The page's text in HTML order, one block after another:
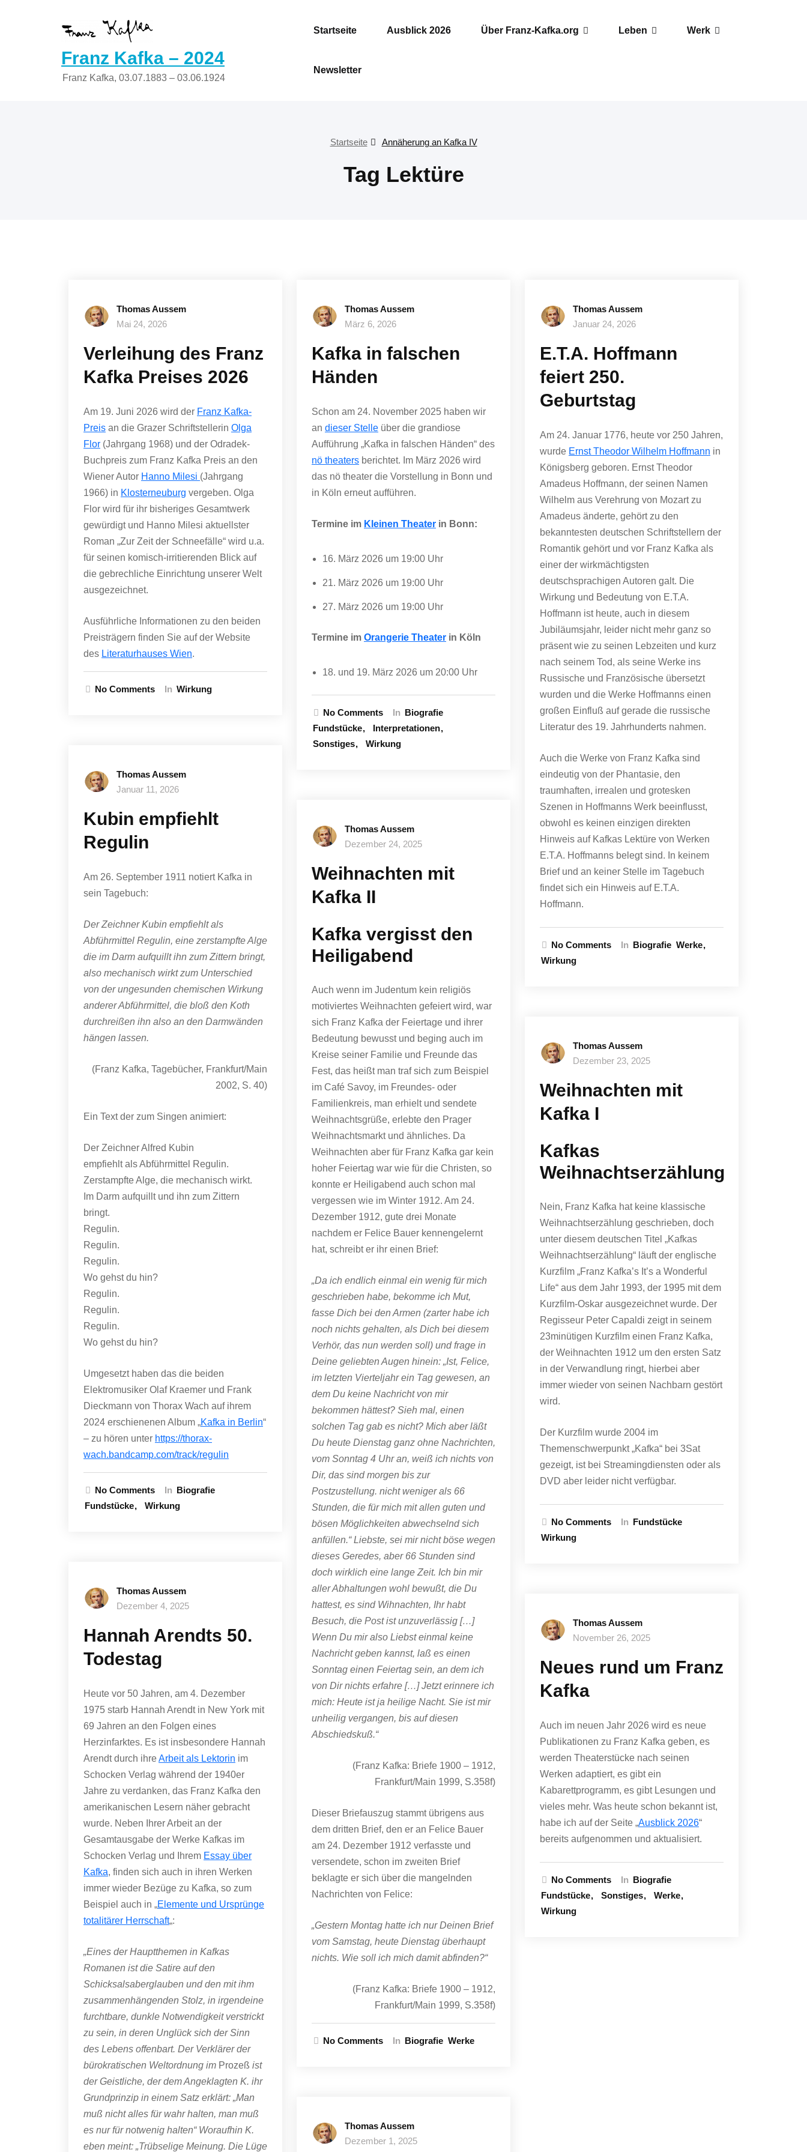
Franz Kafka – 2024
Franz Kafka, 03.07.1883 – 03.06.1924
Startseite Ausblick 2026 Über Franz-Kafka.org Leben Werk
Newsletter
Startseite Annäherung an Kafka IV
Tag Lektüre
Thomas Aussem
Mai 24, 2026
Verleihung des Franz
Kafka Preises 2026
Am 19. Juni 2026 wird der Franz Kafka-
Preis an die Grazer Schriftstellerin Olga
Flor (Jahrgang 1968) und der Odradek-
Buchpreis zum Franz Kafka Preis an den
Wiener Autor Hanno Milesi (Jahrgang
1966) in Klosterneuburg vergeben. Olga
Flor wird für ihr bisheriges Gesamtwerk
gewürdigt und Hanno Milesi aktuellster
Roman „Zur Zeit der Schneefälle“ wird u.a.
für seinen komisch-irritierenden Blick auf
die gebrechliche Einrichtung unserer Welt
ausgezeichnet.
Ausführliche Informationen zu den beiden
Preisträgern finden Sie auf der Website
des Literaturhauses Wien.
No Comments In Wirkung
Thomas Aussem
Januar 11, 2026
Kubin empfiehlt
Regulin
Am 26. September 1911 notiert Kafka in
sein Tagebuch:
Der Zeichner Kubin empfiehlt als
Abführmittel Regulin, eine zerstampfte Alge
die im Darm aufquillt ihn zum Zittern bringt,
also mechanisch wirkt zum Unterschied
von der ungesunden chemischen Wirkung
anderer Abführmittel, die bloß den Koth
durchreißen ihn also an den Darmwänden
hängen lassen.
(Franz Kafka, Tagebücher, Frankfurt/Main
2002, S. 40)
Ein Text der zum Singen animiert:
Der Zeichner Alfred Kubin
empfiehlt als Abführmittel Regulin.
Zerstampfte Alge, die mechanisch wirkt.
Im Darm aufquillt und ihn zum Zittern
bringt.
Regulin.
Regulin.
Regulin.
Wo gehst du hin?
Regulin.
Regulin.
Regulin.
Wo gehst du hin?
Umgesetzt haben das die beiden
Elektromusiker Olaf Kraemer und Frank
Dieckmann von Thorax Wach auf ihrem
2024 erschienenen Album „Kafka in Berlin“
– zu hören unter https://thorax-
wach.bandcamp.com/track/regulin
No Comments In Biografie
Fundstücke
Wirkung
Thomas Aussem
Dezember 4, 2025
Hannah Arendts 50.
Todestag
Heute vor 50 Jahren, am 4. Dezember
1975 starb Hannah Arendt in New York mit
69 Jahren an den Folgen eines
Herzinfarktes. Es ist insbesondere Hannah
Arendt durch ihreArbeit als Lektorin im
Schocken Verlag während der 1940er
Jahre zu verdanken, das Franz Kafka den
amerikanischen Lesern näher gebracht
wurde. Neben Ihrer Arbeit an der
Gesamtausgabe der Werke Kafkas im
Schocken Verlag und Ihrem Essay über
Kafka, finden sich auch in ihren Werken
immer wieder Bezüge zu Kafka, so zum
Beispiel auch in „Elemente und Ursprünge
totalitärer Herrschaft„:
„Eines der Hauptthemen in Kafkas
Romanen ist die Satire auf den
Schicksalsaberglauben und den mit ihm
zusammenhängenden Stolz, in irgendeine
furchtbare, dunkle Notwendigkeit verstrickt
zu sein, in deren Unglück sich der Sinn
des Lebens offenbart. Der Verklärer der
bürokratischen Weltordnung im Prozeß ist
der Geistliche, der dem Angeklagten K. ihr
Grundprinzip in einem Satz erklärt: „Man
muß nicht alles für wahr halten, man muß
es nur für notwenig halten“ Woraufhin K.
eben meint: „Trübselige Meinung. Die Lüge
Thomas Aussem
März 6, 2026
Kafka in falschen
Händen
Schon am 24. November 2025 haben wir
an dieser Stelle über die grandiose
Aufführung „Kafka in falschen Händen“ des
nö theaters berichtet. Im März 2026 wird
das nö theater die Vorstellung in Bonn und
in Köln erneut aufführen.
Termine im Kleinen Theater in Bonn:
16. März 2026 um 19:00 Uhr
21. März 2026 um 19:00 Uhr
27. März 2026 um 19:00 Uhr
Termine im Orangerie Theater in Köln
18. und 19. März 2026 um 20:00 Uhr
No Comments In Biografie
Fundstücke
Interpretationen
Sonstiges
Wirkung
Thomas Aussem
Dezember 24, 2025
Weihnachten mit
Kafka II
Kafka vergisst den
Heiligabend
Auch wenn im Judentum kein religiös
motiviertes Weihnachten gefeiert wird, war
sich Franz Kafka der Feiertage und ihrer
Bedeutung bewusst und beging auch im
Kreise seiner Familie und Freunde das
Fest, das heißt man traf sich zum Beispiel
im Café Savoy, im Freundes- oder
Familienkreis, man erhielt und sendete
Weihnachtsgrüße, erlebte den Prager
Weihnachtsmarkt und ähnliches. Da
Weihnachten aber für Franz Kafka gar kein
hoher Feiertag war wie für die Christen, so
konnte er Heiligabend auch schon mal
vergessen wie im Winter 1912. Am 24.
Dezember 1912, gute drei Monate
nachdem er Felice Bauer kennengelernt
hat, schreibt er ihr einen Brief:
„Da ich endlich einmal ein wenig für mich
geschrieben habe, bekomme ich Mut,
fasse Dich bei den Armen (zarter habe ich
noch nichts gehalten, als Dich bei diesem
Verhör, das nun werden soll) und frage in
Deine geliebten Augen hinein: „Ist, Felice,
im letzten Vierteljahr ein Tag gewesen, an
dem Du keine Nachricht von mir
bekommen hättest? Sieh mal, einen
solchen Tag gab es nicht? Mich aber läßt
Du heute Dienstag ganz ohne Nachrichten,
vom Sonntag 4 Uhr an, weiß ich nichts von
Dir, das sind morgen bis zur
Postzustellung. nicht weniger als 66
Stunden, die für mich mit allen guten und
bösen Möglichkeiten abwechselnd sich
anfüllen.“ Liebste, sei mir nicht böse wegen
dieses Geredes, aber 66 Stunden sind
doch wirklich eine lange Zeit. Ich bin mir
aller Abhaltungen wohl bewußt, die Du
hattest, es sind Wihnachten, Ihr habt
Besuch, die Post ist unzuverlässig […]
Wenn Du mir also Liebst einmal keine
Nachricht geben kannst, laß es einen
Sonntag einen Feiertag sein, an dem ich
von Dir nichts erfahre […] Jetzt erinnere ich
mich: Heute ist ja heilige Nacht. Sie ist mir
unheilig vergangen, bis auf diesen
Abschiedskuß.“
(Franz Kafka: Briefe 1900 – 1912,
Frankfurt/Main 1999, S.358f)
Dieser Briefauszug stammt übrigens aus
dem dritten Brief, den er an Felice Bauer
am 24. Dezember 1912 verfasste und
versendete, schon im zweiten Brief
beklagte er sich über die mangelnden
Nachrichten von Felice:
„Gestern Montag hatte ich nur Deinen Brief
vom Samstag, heute Dienstag überhaupt
nichts. Wie soll ich mich damit abfinden?“
(Franz Kafka: Briefe 1900 – 1912,
Frankfurt/Main 1999, S.358f)
No Comments In Biografie Werke
Thomas Aussem
Dezember 1, 2025
Thomas Aussem
Januar 24, 2026
E.T.A. Hoffmann
feiert 250.
Geburtstag
Am 24. Januar 1776, heute vor 250 Jahren,
wurde Ernst Theodor Wilhelm Hoffmann in
Königsberg geboren. Ernst Theodor
Amadeus Hoffmann, der seinen Namen
Wilhelm aus Verehrung von Mozart zu
Amadeus änderte, gehört zu den
bekanntesten deutschen Schriftstellern der
Romantik gehört und vor Franz Kafka als
einer der wirkmächtigsten
deutschsprachigen Autoren galt. Die
Wirkung und Bedeutung von E.T.A.
Hoffmann ist heute, auch in diesem
Jubiläumsjahr, leider nicht mehr ganz so
präsent wie zu seinen Lebzeiten und kurz
nach seinem Tod, als seine Werke ins
Russische und Französische übersetzt
wurden und die Werke Hoffmanns einen
großen Einfluß auf gerade die russische
Literatur des 19. Jahrhunderts nahmen.
Auch die Werke von Franz Kafka sind
eindeutig von der Phantasie, den
traumhaften, irrealen und grotesken
Szenen in Hoffmanns Werk beeinflusst,
obwohl es keinen einzigen direkten
Hinweis auf Kafkas Lektüre von Werken
E.T.A. Hoffmanns belegt sind. In keinem
Brief und an keiner Stelle im Tagebuch
findet sich ein Hinweis auf E.T.A.
Hoffmann.
No Comments In Biografie Werke
Wirkung
Thomas Aussem
Dezember 23, 2025
Weihnachten mit
Kafka I
Kafkas
Weihnachtserzählung
Nein, Franz Kafka hat keine klassische
Weihnachtserzählung geschrieben, doch
unter diesem deutschen Titel „Kafkas
Weihnachtserzählung“ läuft der englische
Kurzfilm „Franz Kafka’s It’s a Wonderful
Life“ aus dem Jahr 1993, der 1995 mit dem
Kurzfilm-Oskar ausgezeichnet wurde. Der
Regisseur Peter Capaldi zeigt in seinem
23minütigen Kurzfilm einen Franz Kafka,
der Weihnachten 1912 um den ersten Satz
in der Verwandlung ringt, hierbei aber
immer wieder von seinen Nachbarn gestört
wird.
Der Kurzfilm wurde 2004 im
Themenschwerpunkt „Kafka“ bei 3Sat
gezeigt, ist bei Streamingdiensten oder als
DVD aber leider nicht verfügbar.
No Comments In Fundstücke
Wirkung
Thomas Aussem
November 26, 2025
Neues rund um Franz
Kafka
Auch im neuen Jahr 2026 wird es neue
Publikationen zu Franz Kafka geben, es
werden Theaterstücke nach seinen
Werken adaptiert, es gibt ein
Kabarettprogramm, es gibt Lesungen und
vieles mehr. Was heute schon bekannt ist,
habe ich auf der Seite „Ausblick 2026“
bereits aufgenommen und aktualisiert.
No Comments In Biografie
Fundstücke
Sonstiges
Werke
Wirkung